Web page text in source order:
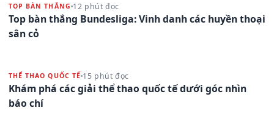
TOP BÀN THẮNG 12 phút đọc
Top bàn thắng Bundesliga: Vinh danh các huyền thoại
sân cỏ
THỂ THAO QUỐC TẾ 15 phút đọc
Khám phá các giải thể thao quốc tế dưới góc nhìn
báo chí